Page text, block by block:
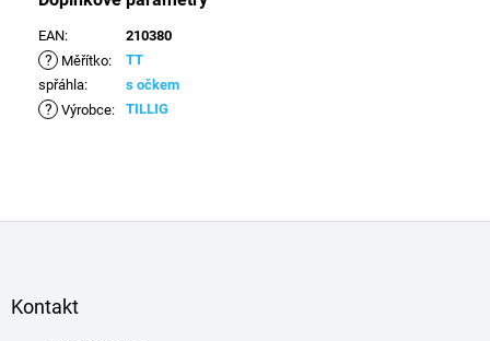
EAN: 210380
? Měřítko:
TT
spřáhla: s očkem
? Výrobce: TILLIG
Kontakt